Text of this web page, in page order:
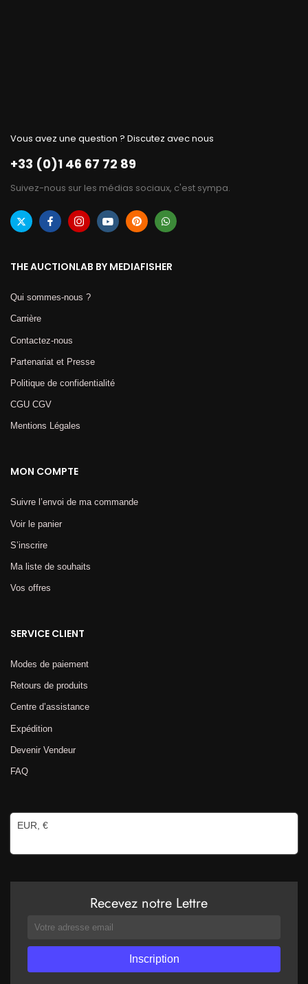
Vous avez une question ? Discutez avec nous
+33 (0)1 46 67 72 89
Suivez-nous sur les médias sociaux, c'est sympa.
THE AUCTIONLAB BY MEDIAFISHER
Qui sommes-nous ?
Carrière
Contactez-nous
Partenariat et Presse
Politique de confidentialité
CGU CGV
Mentions Légales​
MON COMPTE
Suivre l’envoi de ma commande
Voir le panier
S’inscrire
Ma liste de souhaits
Vos offres
SERVICE CLIENT
Modes de paiement
Retours de produits
Centre d’assistance
Expédition
Devenir Vendeur
FAQ
EUR, €
Recevez notre Lettre